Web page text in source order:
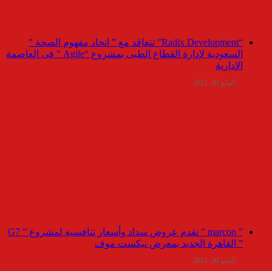
“Radix Development” تتعاقد مع ” اتحاد مفهوم الصحة ”
السعودية لإدارة القطاع الطبى بمشروع “Agile ” فى العاصمة
الإدارية
مايو 30, 2021
” marcon ” تقدم عروض سداد وأسعار تنافسية لمشروع ” G7
” القاهرة الجديد بمعرض نيكست موف
مايو 30, 2021